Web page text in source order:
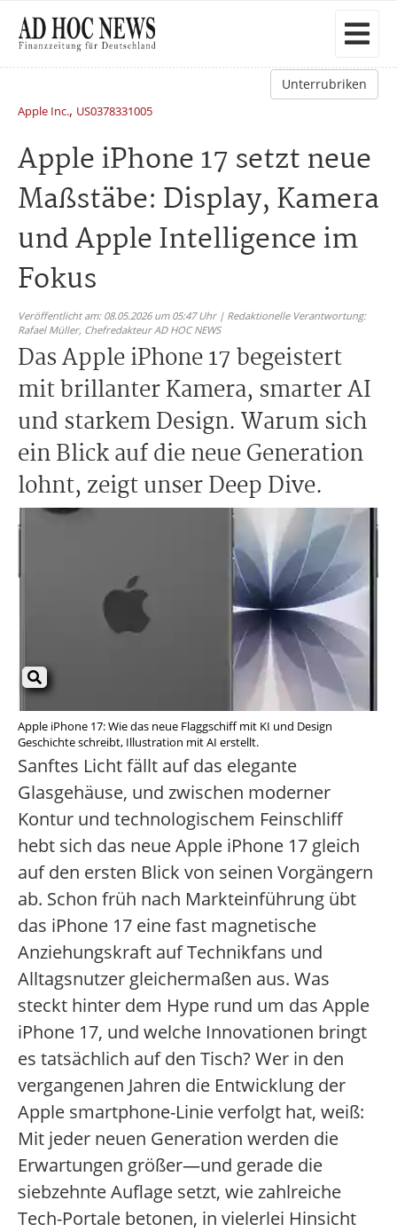
Unterrubriken
Apple Inc., US0378331005
Apple iPhone 17 setzt neue
Maßstäbe: Display, Kamera
und Apple Intelligence im
Fokus
Veröffentlicht am: 08.05.2026 um 05:47 Uhr | Redaktionelle Verantwortung:
Rafael Müller, Chefredakteur AD HOC NEWS
Das Apple iPhone 17 begeistert
mit brillanter Kamera, smarter AI
und starkem Design. Warum sich
ein Blick auf die neue Generation
lohnt, zeigt unser Deep Dive.
Apple iPhone 17: Wie das neue Flaggschiff mit KI und Design
Geschichte schreibt, Illustration mit AI erstellt.
Sanftes Licht fällt auf das elegante
Glasgehäuse, und zwischen moderner
Kontur und technologischem Feinschliff
hebt sich das neue Apple iPhone 17 gleich
auf den ersten Blick von seinen Vorgängern
ab. Schon früh nach Markteinführung übt
das iPhone 17 eine fast magnetische
Anziehungskraft auf Technikfans und
Alltagsnutzer gleichermaßen aus. Was
steckt hinter dem Hype rund um das Apple
iPhone 17, und welche Innovationen bringt
es tatsächlich auf den Tisch? Wer in den
vergangenen Jahren die Entwicklung der
Apple smartphone-Linie verfolgt hat, weiß:
Mit jeder neuen Generation werden die
Erwartungen größer—und gerade die
siebzehnte Auflage setzt, wie zahlreiche
Tech-Portale betonen, in vielerlei Hinsicht